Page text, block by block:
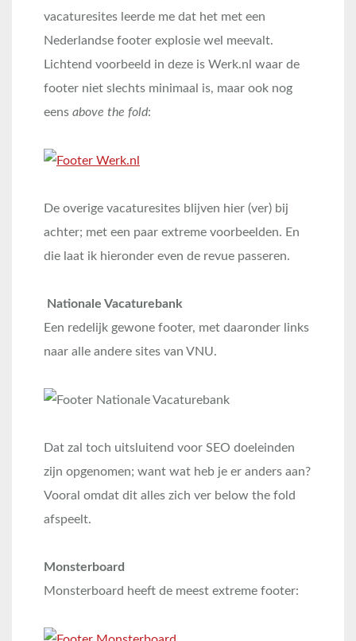
vacaturesites leerde me dat het met een
Nederlandse footer explosie wel meevalt.
Lichtend voorbeeld in deze is Werk.nl waar de
footer niet slechts minimaal is, maar ook nog
eens above the fold:
De overige vacaturesites blijven hier (ver) bij
achter; met een paar extreme voorbeelden. En
die laat ik hieronder even de revue passeren.
Nationale Vacaturebank
Een redelijk gewone footer, met daaronder links
naar alle andere sites van VNU.
Dat zal toch uitsluitend voor SEO doeleinden
zijn opgenomen; want wat heb je er anders aan?
Vooral omdat dit alles zich ver below the fold
afspeelt.
Monsterboard
Monsterboard heeft de meest extreme footer: